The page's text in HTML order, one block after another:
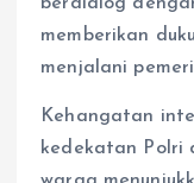
memberikan
menjalani
Kehangatan
kedekatan Polri